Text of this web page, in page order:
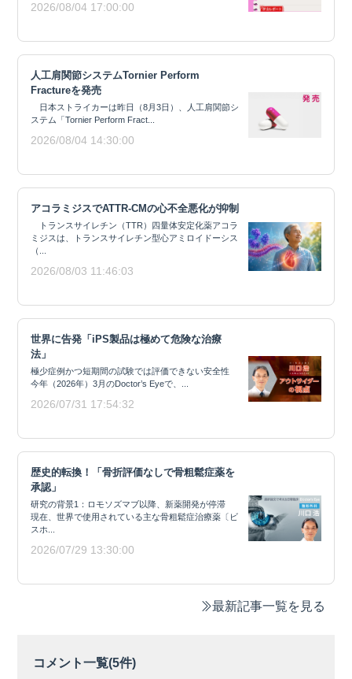
2026/08/04 17:00:00
人工肩関節システムTornier Perform
Fractureを発売
日本ストライカーは昨日（8月3日）、人工肩関節シ
ステム「Tornier Perform Fract...
2026/08/04 14:30:00
アコラミジスでATTR-CMの心不全悪化が抑制
トランスサイレチン（TTR）四量体安定化薬アコラ
ミジスは、トランスサイレチン型心アミロイドーシス
（...
2026/08/03 11:46:03
世界に告発「iPS製品は極めて危険な治療
法」
極少症例かつ短期間の試験では評価できない安全性
今年（2026年）3月のDoctor’s Eyeで、...
2026/07/31 17:54:32
歴史的転換！「骨折評価なしで骨粗鬆症薬を
承認」
研究の背景1：ロモソズマブ以降、新薬開発が停滞
現在、世界で使用されている主な骨粗鬆症治療薬〔ビ
スホ...
2026/07/29 13:30:00
最新記事一覧を見る
コメント一覧(5件)